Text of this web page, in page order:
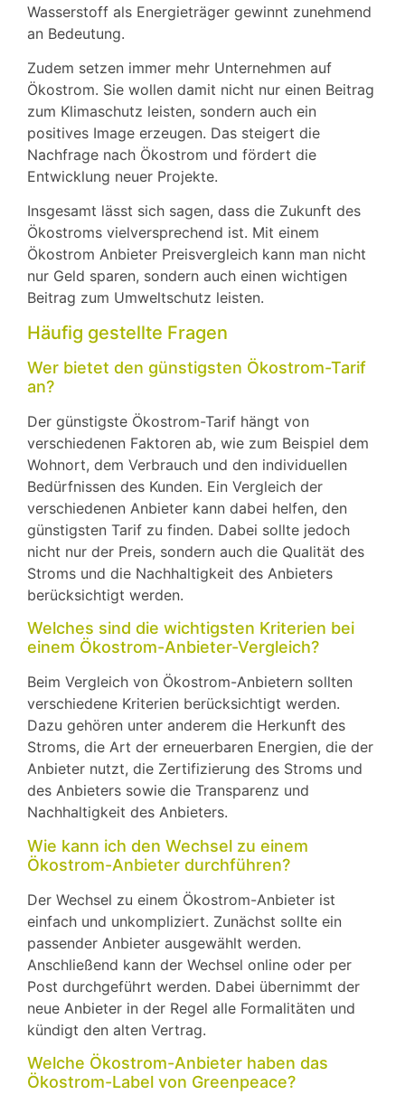
Wasserstoff als Energieträger gewinnt zunehmend
an Bedeutung.
Zudem setzen immer mehr Unternehmen auf
Ökostrom. Sie wollen damit nicht nur einen Beitrag
zum Klimaschutz leisten, sondern auch ein
positives Image erzeugen. Das steigert die
Nachfrage nach Ökostrom und fördert die
Entwicklung neuer Projekte.
Insgesamt lässt sich sagen, dass die Zukunft des
Ökostroms vielversprechend ist. Mit einem
Ökostrom Anbieter Preisvergleich kann man nicht
nur Geld sparen, sondern auch einen wichtigen
Beitrag zum Umweltschutz leisten.
Häufig gestellte Fragen
Wer bietet den günstigsten Ökostrom-Tarif
an?
Der günstigste Ökostrom-Tarif hängt von
verschiedenen Faktoren ab, wie zum Beispiel dem
Wohnort, dem Verbrauch und den individuellen
Bedürfnissen des Kunden. Ein Vergleich der
verschiedenen Anbieter kann dabei helfen, den
günstigsten Tarif zu finden. Dabei sollte jedoch
nicht nur der Preis, sondern auch die Qualität des
Stroms und die Nachhaltigkeit des Anbieters
berücksichtigt werden.
Welches sind die wichtigsten Kriterien bei
einem Ökostrom-Anbieter-Vergleich?
Beim Vergleich von Ökostrom-Anbietern sollten
verschiedene Kriterien berücksichtigt werden.
Dazu gehören unter anderem die Herkunft des
Stroms, die Art der erneuerbaren Energien, die der
Anbieter nutzt, die Zertifizierung des Stroms und
des Anbieters sowie die Transparenz und
Nachhaltigkeit des Anbieters.
Wie kann ich den Wechsel zu einem
Ökostrom-Anbieter durchführen?
Der Wechsel zu einem Ökostrom-Anbieter ist
einfach und unkompliziert. Zunächst sollte ein
passender Anbieter ausgewählt werden.
Anschließend kann der Wechsel online oder per
Post durchgeführt werden. Dabei übernimmt der
neue Anbieter in der Regel alle Formalitäten und
kündigt den alten Vertrag.
Welche Ökostrom-Anbieter haben das
Ökostrom-Label von Greenpeace?